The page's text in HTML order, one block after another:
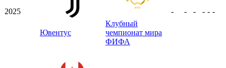
2025
Ювентус
Клубный
чемпионат мира
ФИФА
- - - - - -